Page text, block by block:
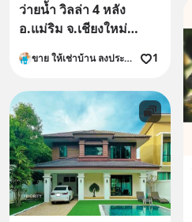
ว่ายน้ำ วิลล่า 4 หลัง
อ.แม่ริม จ.เชียงใหม่
เลย
ขาย ให้เช่าบ้าน ลงประกาศ ที่ดิน คอนโด อาคารพาณิชย์ 1